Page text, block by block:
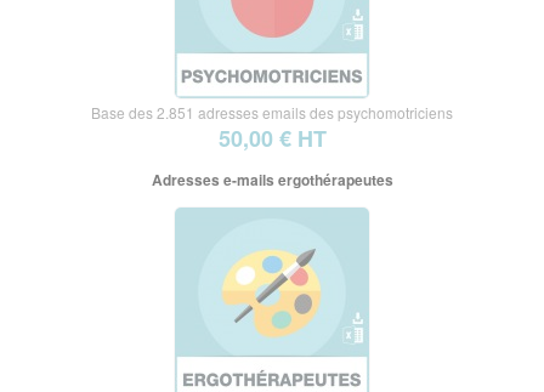
Base des 2.851 adresses emails des psychomotriciens
50,00 € HT
Adresses e-mails ergothérapeutes